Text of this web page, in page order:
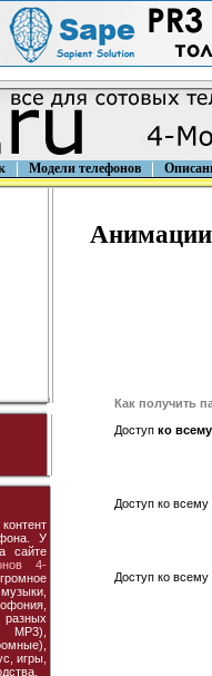
Модели телефонов
У
сайте
4-
игры,
Анимации
Как получить
Доступ ко
Доступ ко всему
Доступ ко